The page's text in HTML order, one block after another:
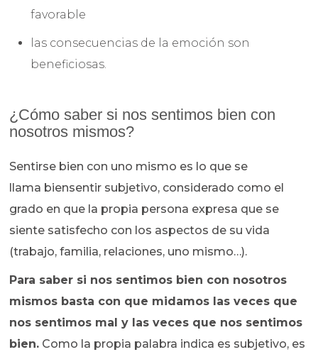
favorable
las consecuencias de la emoción son
beneficiosas.
¿Cómo saber si nos sentimos bien con
nosotros mismos?
Sentirse bien con uno mismo es lo que se
llama biensentir subjetivo, considerado como el
grado en que la propia persona expresa que se
siente satisfecho con los aspectos de su vida
(trabajo, familia, relaciones, uno mismo…).
Para saber si nos sentimos bien con nosotros
mismos basta con que midamos las veces que
nos sentimos mal y las veces que nos sentimos
bien. Como la propia palabra indica es subjetivo, es